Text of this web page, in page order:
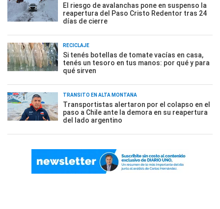
El riesgo de avalanchas pone en suspenso la
reapertura del Paso Cristo Redentor tras 24
días de cierre
RECICLAJE
Si tenés botellas de tomate vacías en casa,
tenés un tesoro en tus manos: por qué y para
qué sirven
TRÁNSITO EN ALTA MONTAÑA
Transportistas alertaron por el colapso en el
paso a Chile ante la demora en su reapertura
del lado argentino